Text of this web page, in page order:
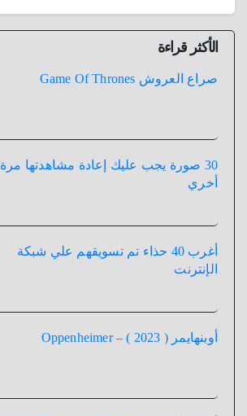
الأكثر قراءة
صراع العروش Game Of Thrones
30 صورة يجب عليك إعادة مشاهدتها مرة
أخري
أغرب 40 حذاء تم تسويقهم علي شبكة
الإنترنت
أوبنهايمر ( 2023 ) – Oppenheimer